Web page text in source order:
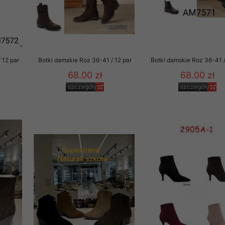
par Botki damskie Roz 36-41 / 12 par
68.00 zł
szczegóły
Botki damskie Roz 36-41
68.00 zł
szczegóły
zgodę. Dotyczy to w
przez nas linka
i nowościach w
danych